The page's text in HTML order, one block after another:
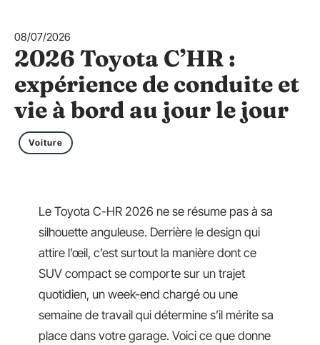
08/07/2026
2026 Toyota C’HR :
expérience de conduite et
vie à bord au jour le jour
Voiture
Le Toyota C-HR 2026 ne se résume pas à sa
silhouette anguleuse. Derrière le design qui
attire l’œil, c’est surtout la manière dont ce
SUV compact se comporte sur un trajet
quotidien, un week-end chargé ou une
semaine de travail qui détermine s’il mérite sa
place dans votre garage. Voici ce que donne